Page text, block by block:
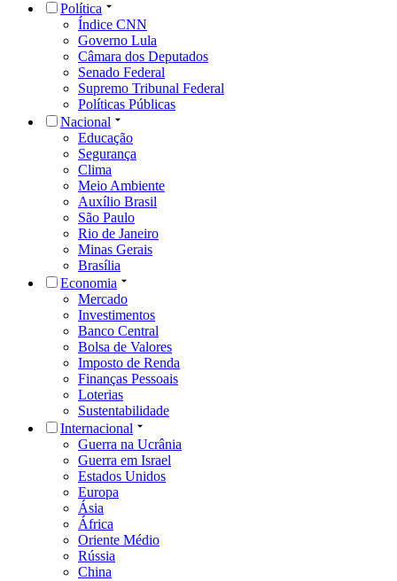
Política
Índice CNN
Governo Lula
Câmara dos Deputados
Senado Federal
Supremo Tribunal Federal
Políticas Públicas
Nacional
Educação
Segurança
Clima
Meio Ambiente
Auxílio Brasil
São Paulo
Rio de Janeiro
Minas Gerais
Brasília
Economia
Mercado
Investimentos
Banco Central
Bolsa de Valores
Imposto de Renda
Finanças Pessoais
Loterias
Sustentabilidade
Internacional
Guerra na Ucrânia
Guerra em Israel
Estados Unidos
Europa
Ásia
África
Oriente Médio
Rússia
China